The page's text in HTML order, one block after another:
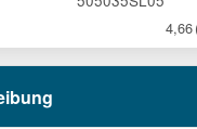
4,66